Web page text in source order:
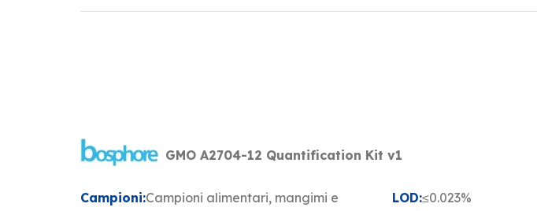
GMO A2704-12 Quantification Kit v1
Campioni:Campioni alimentari, mangimi e
LOD:≤0.023%